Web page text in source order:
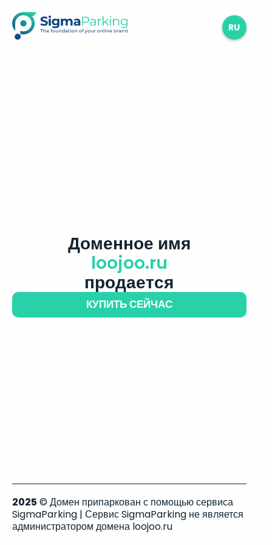
RU
Доменное имя
loojoo.ru
продается
КУПИТЬ СЕЙЧАС
2025 © Домен припаркован с помощью сервиса
SigmaParking | Сервис SigmaParking не является
администратором домена loojoo.ru